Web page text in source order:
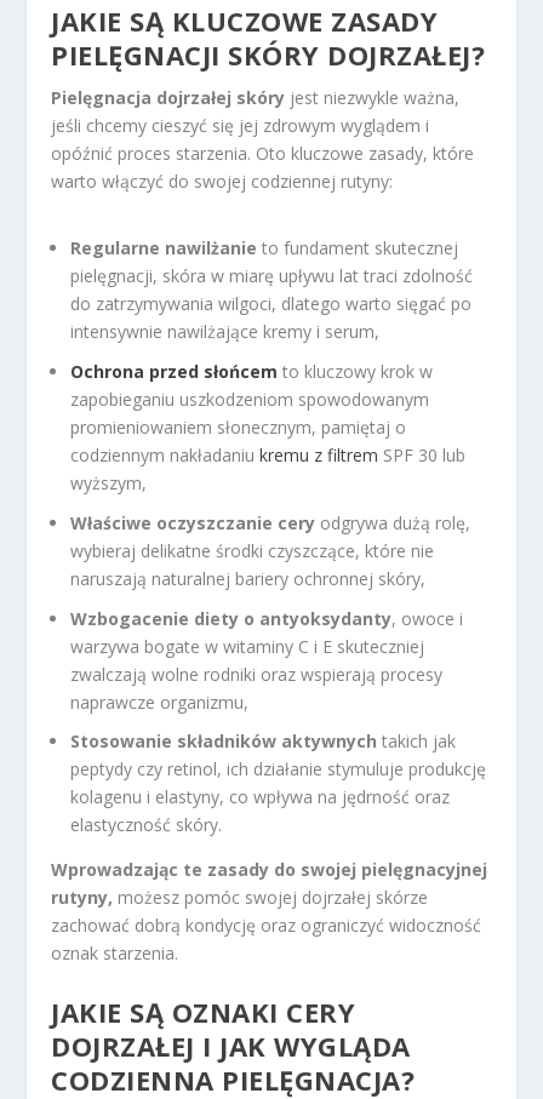
JAKIE SĄ KLUCZOWE ZASADY
PIELĘGNACJI SKÓRY DOJRZAŁEJ?
Pielęgnacja dojrzałej skóry jest niezwykle ważna,
jeśli chcemy cieszyć się jej zdrowym wyglądem i
opóźnić proces starzenia. Oto kluczowe zasady, które
warto włączyć do swojej codziennej rutyny:
Regularne nawilżanie to fundament skutecznej
pielęgnacji, skóra w miarę upływu lat traci zdolność
do zatrzymywania wilgoci, dlatego warto sięgać po
intensywnie nawilżające kremy i serum,
Ochrona przed słońcem to kluczowy krok w
zapobieganiu uszkodzeniom spowodowanym
promieniowaniem słonecznym, pamiętaj o
codziennym nakładaniukremu z filtrem SPF 30 lub
wyższym,
Właściwe oczyszczanie cery odgrywa dużą rolę,
wybieraj delikatne środki czyszczące, które nie
naruszają naturalnej bariery ochronnej skóry,
Wzbogacenie diety o antyoksydanty, owoce i
warzywa bogate w witaminy C i E skuteczniej
zwalczają wolne rodniki oraz wspierają procesy
naprawcze organizmu,
Stosowanie składników aktywnych takich jak
peptydy czy retinol, ich działanie stymuluje produkcję
kolagenu i elastyny, co wpływa na jędrność oraz
elastyczność skóry.
Wprowadzając te zasady do swojej pielęgnacyjnej
rutyny, możesz pomóc swojej dojrzałej skórze
zachować dobrą kondycję oraz ograniczyć widoczność
oznak starzenia.
JAKIE SĄ OZNAKI CERY
DOJRZAŁEJ I JAK WYGLĄDA
CODZIENNA PIELĘGNACJA?